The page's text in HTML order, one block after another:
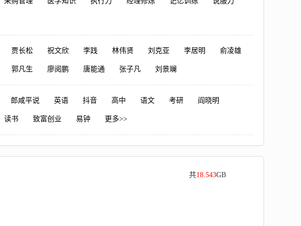
贾长松 祝文欣 李践 林伟贤 刘克亚 李居明 俞凌雄
郭凡生 廖阅鹏 唐能通 张子凡 刘景斓
郎咸平说 英语 抖音 高中 语文 考研 阎晓明
读书 致富创业 易钟 更多>>
共18.543GB